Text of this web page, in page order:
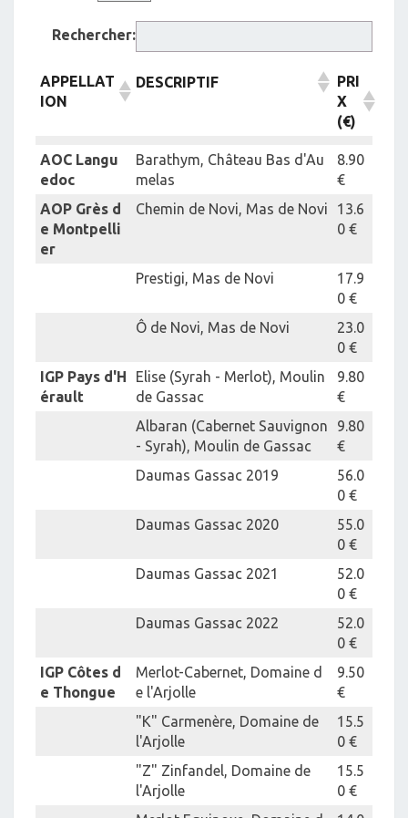
Rechercher:
APPELLAT
ION
DESCRIPTIF
PRI
X
(€)
AOC Langu
edoc
Barathym, Château Bas d'Au
melas
8.90
€
AOP Grès d
e Montpelli
er
Chemin de Novi, Mas de Novi
13.6
0 €
Prestigi, Mas de Novi
17.9
0 €
Ô de Novi, Mas de Novi
23.0
0 €
IGP Pays d'H
érault
Elise (Syrah - Merlot), Moulin
de Gassac
9.80
€
Albaran (Cabernet Sauvignon
- Syrah), Moulin de Gassac
9.80
€
Daumas Gassac 2019
56.0
0 €
Daumas Gassac 2020
55.0
0 €
Daumas Gassac 2021
52.0
0 €
Daumas Gassac 2022
52.0
0 €
IGP Côtes d
e Thongue
Merlot-Cabernet, Domaine d
e l'Arjolle
9.50
€
"K" Carmenère, Domaine de
l'Arjolle
15.5
0 €
"Z" Zinfandel, Domaine de
l'Arjolle
15.5
0 €